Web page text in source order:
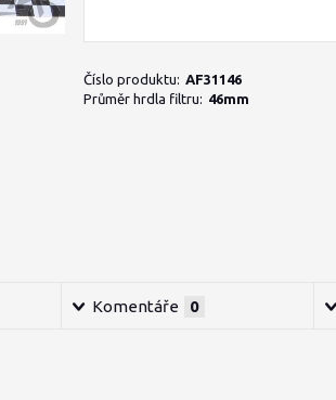
Číslo produktu: AF31146
Průměr hrdla filtru: 46mm
Komentáře 0